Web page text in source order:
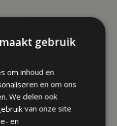
gebruik
om inhoud en
en om ons
We delen ook
van onze site
en